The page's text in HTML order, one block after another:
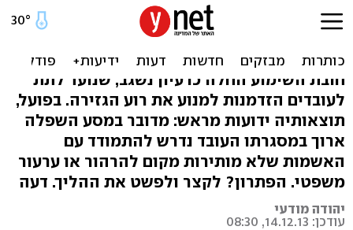
שימוע לפני פיטורים? הליך
מיותר ומשפיל
חובת השימוע החלה כרעיון נשגב, שנועד לתת
לעובדים הזדמנות למנוע את רוע הגזירה. בפועל,
תוצאותיה ידועות מראש: מדובר במסע השפלה
ארוך במסגרתו העובד נדרש להתמודד עם
האשמות שלא מותירות מקום להרהור או ערעור
משפטי. הפתרון? לקצר ולפשט את ההליך. דעה
יהודה מודעי
עודכן: 14.12.13, 08:30